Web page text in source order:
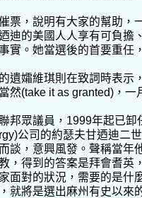
票，說明有大家的幫助，
迪的美國人人享有可負擔
實。她當選後的首要重任
遺孀維琪則在致詞時表示
然(take it as granted)，一
邦眾議員，1999年起已卸
公司的約瑟夫甘迺迪二
談，意興風發。聲稱當年
，得到的答案是拜會耆英
面對的狀況，需要的是什
就將是選出麻州有史以來